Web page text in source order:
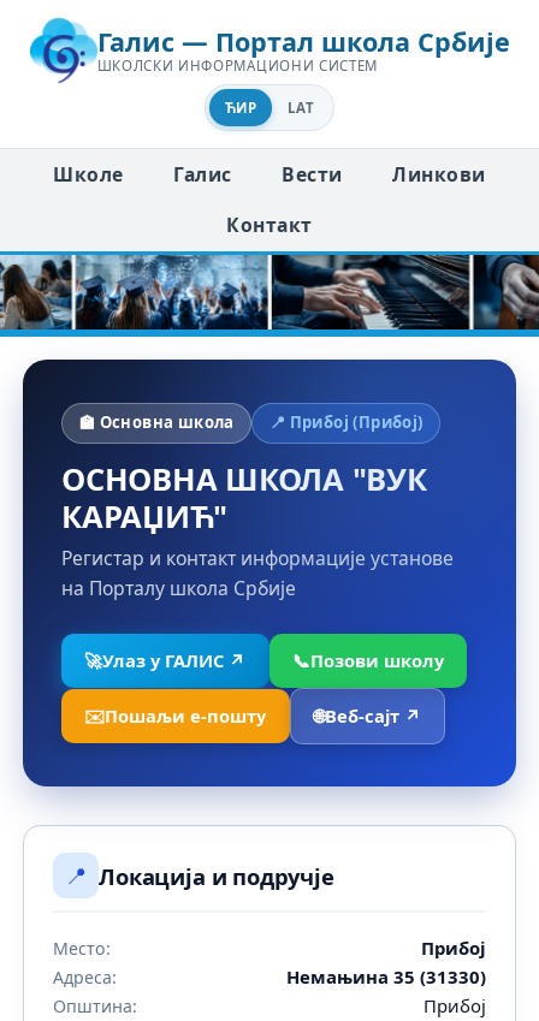
Галис — Портал школа Србије
ШКОЛСКИ ИНФОРМАЦИОНИ СИСТЕМ
ЋИР LAT
Школе Галис Вести
Линкови
Контакт
🏫 Основна школа 📍 Прибој (Прибој)
ОСНОВНА ШКОЛА "ВУК
КАРАЏИЋ"
Регистар и контакт информације установе
на Порталу школа Србије
🚀Улаз у ГАЛИС ↗ 📞Позови школу
✉️Пошаљи е-пошту 🌐Веб-сајт ↗
📍 Локација и подручје
Место: Прибој
Адреса: Немањина 35 (31330)
Општина: Прибој